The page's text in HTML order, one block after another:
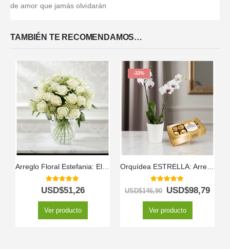
de amor que jamás olvidarán
TAMBIÉN TE RECOMENDAMOS…
Arreglo Floral Estefania: Elegancia Pura con 24 Rosas Blancas a Domicilio 🤍
5.00out of 5
USD$51,26
Ver producto
-33%
Orquídea ESTRELLA: Arreglo de Doble Vara con Chocolates ✨
5.00 out of 5
USD$146,90 USD$98,79
Ver producto